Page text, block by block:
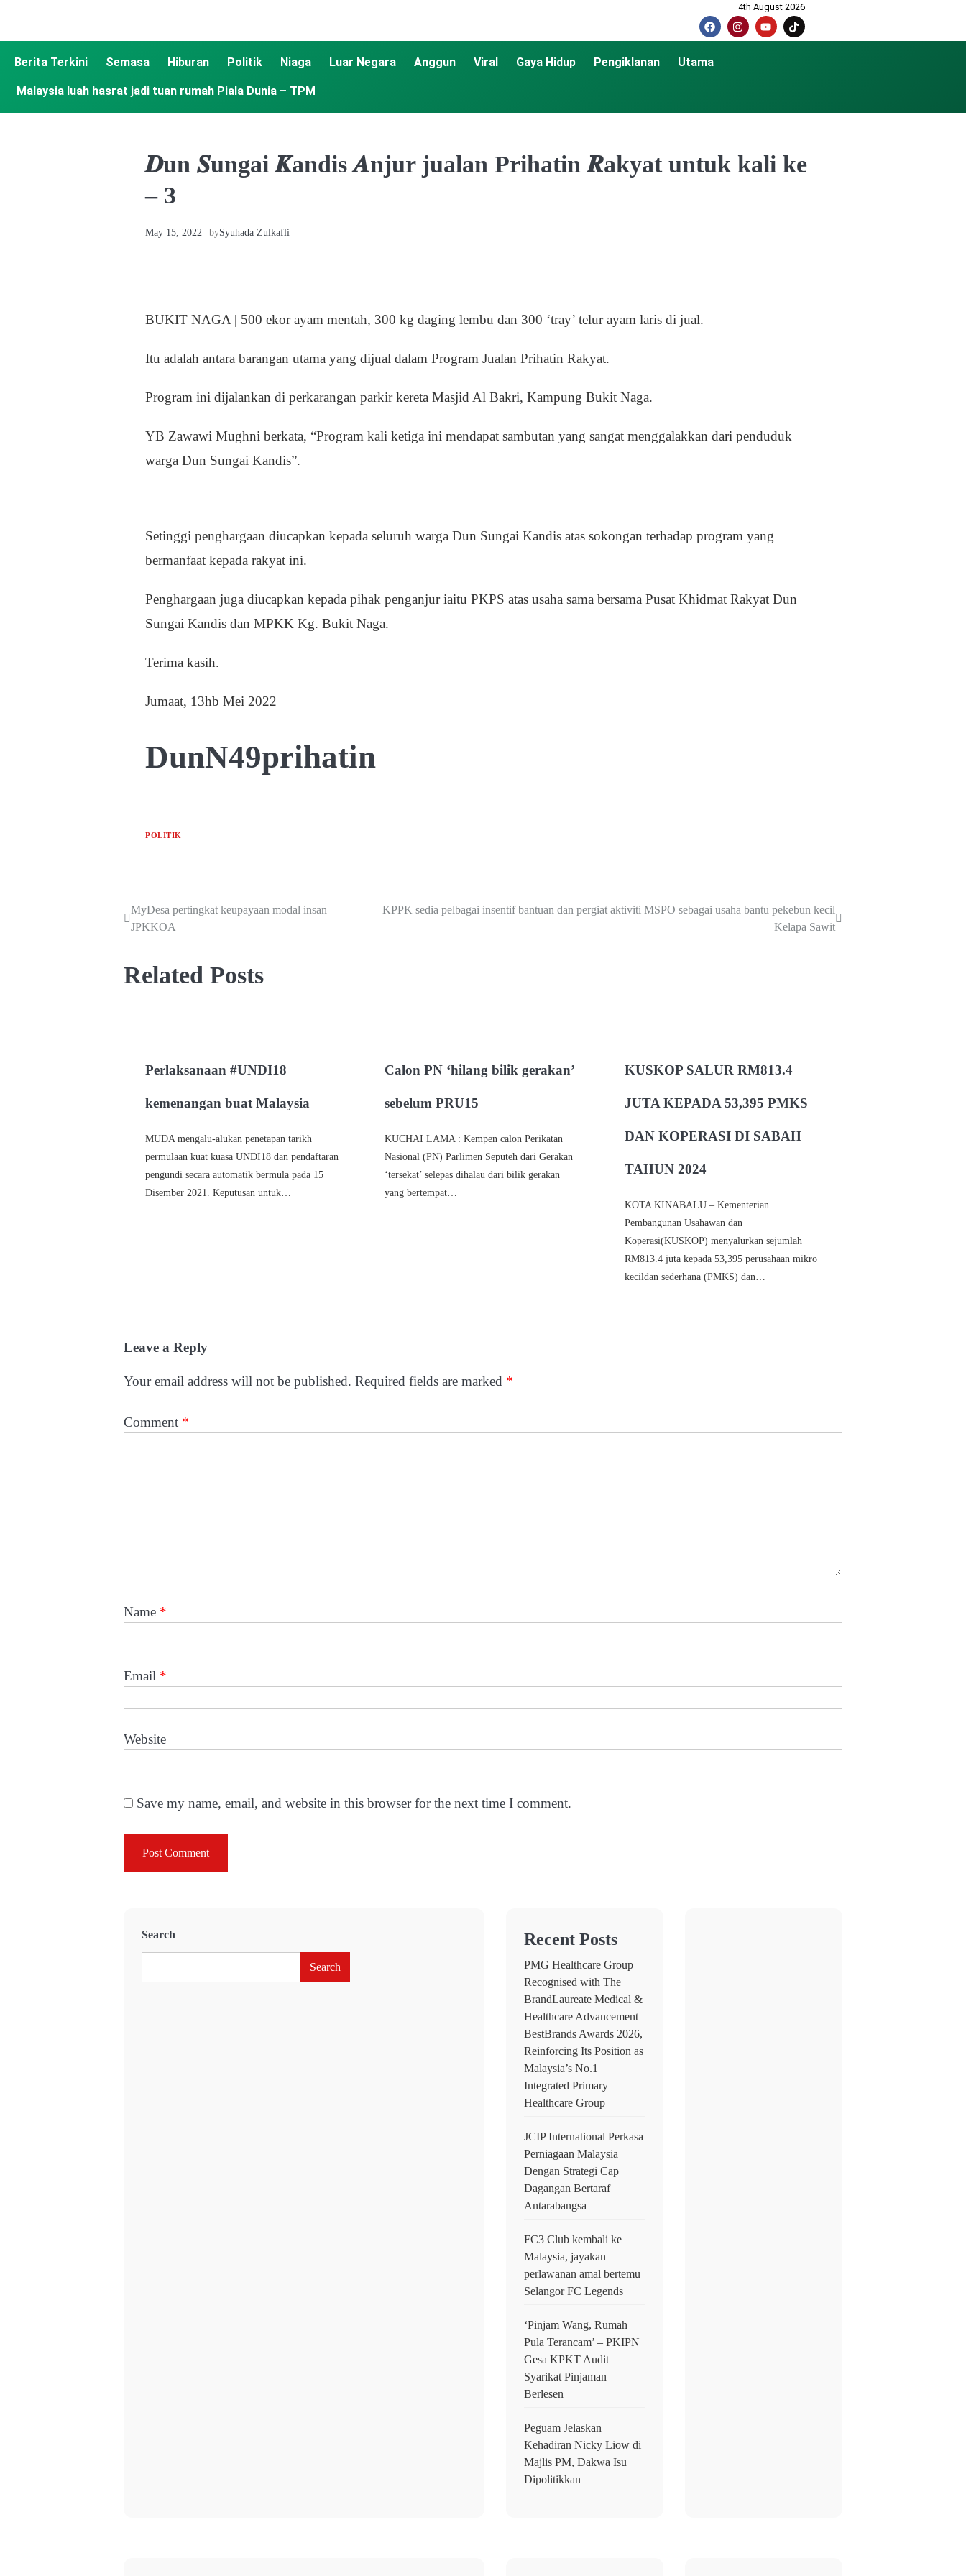
4th August 2026
Berita Terkini Semasa Hiburan Politik Niaga Luar Negara Anggun Viral Gaya Hidup Pengiklanan Utama
Malaysia luah hasrat jadi tuan rumah Piala Dunia – TPM
𝑫un 𝑺ungai 𝑲andis 𝑨njur jualan Prihatin 𝑹akyat untuk kali ke
– 3
May 15, 2022 bySyuhada Zulkafli
BUKIT NAGA | 500 ekor ayam mentah, 300 kg daging lembu dan 300 ‘tray’ telur ayam laris di jual.
Itu adalah antara barangan utama yang dijual dalam Program Jualan Prihatin Rakyat.
Program ini dijalankan di perkarangan parkir kereta Masjid Al Bakri, Kampung Bukit Naga.
YB Zawawi Mughni berkata, “Program kali ketiga ini mendapat sambutan yang sangat menggalakkan dari penduduk
warga Dun Sungai Kandis”.
Setinggi penghargaan diucapkan kepada seluruh warga Dun Sungai Kandis atas sokongan terhadap program yang
bermanfaat kepada rakyat ini.
Penghargaan juga diucapkan kepada pihak penganjur iaitu PKPS atas usaha sama bersama Pusat Khidmat Rakyat Dun
Sungai Kandis dan MPKK Kg. Bukit Naga.
Terima kasih.
Jumaat, 13hb Mei 2022
DunN49prihatin
POLITIK
MyDesa pertingkat keupayaan modal insan
JPKKOA
KPPK sedia pelbagai insentif bantuan dan pergiat aktiviti MSPO sebagai usaha bantu pekebun kecil
Kelapa Sawit
Related Posts
Perlaksanaan #UNDI18
kemenangan buat Malaysia
MUDA mengalu-alukan penetapan tarikh
permulaan kuat kuasa UNDI18 dan pendaftaran
pengundi secara automatik bermula pada 15
Disember 2021. Keputusan untuk…
Calon PN ‘hilang bilik gerakan’
sebelum PRU15
KUCHAI LAMA : Kempen calon Perikatan
Nasional (PN) Parlimen Seputeh dari Gerakan
‘tersekat’ selepas dihalau dari bilik gerakan
yang bertempat…
KUSKOP SALUR RM813.4
JUTA KEPADA 53,395 PMKS
DAN KOPERASI DI SABAH
TAHUN 2024
KOTA KINABALU – Kementerian
Pembangunan Usahawan dan
Koperasi(KUSKOP) menyalurkan sejumlah
RM813.4 juta kepada 53,395 perusahaan mikro
kecildan sederhana (PMKS) dan…
Leave a Reply
Your email address will not be published. Required fields are marked *
Comment *
Name *
Email *
Website
Save my name, email, and website in this browser for the next time I comment.
Search
Search
Recent Posts
PMG Healthcare Group
Recognised with The
BrandLaureate Medical &
Healthcare Advancement
BestBrands Awards 2026,
Reinforcing Its Position as
Malaysia’s No.1
Integrated Primary
Healthcare Group
JCIP International Perkasa
Perniagaan Malaysia
Dengan Strategi Cap
Dagangan Bertaraf
Antarabangsa
FC3 Club kembali ke
Malaysia, jayakan
perlawanan amal bertemu
Selangor FC Legends
‘Pinjam Wang, Rumah
Pula Terancam’ – PKIPN
Gesa KPKT Audit
Syarikat Pinjaman
Berlesen
Peguam Jelaskan
Kehadiran Nicky Liow di
Majlis PM, Dakwa Isu
Dipolitikkan